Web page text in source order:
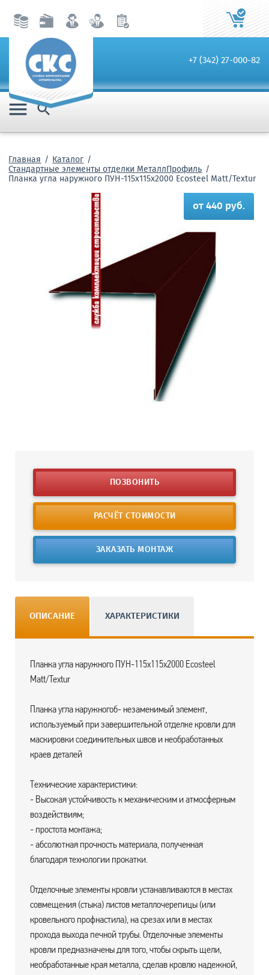
+7 (342) 27-000-82
 
Главная Каталог
Стандартные элементы отделки МеталлПрофиль
Планка угла наружного ПУН-115х115х2000 Ecosteel Matt/Textur
от 440 руб.
ПОЗВОНИТЬ
РАСЧЁТ СТОИМОСТИ
ЗАКАЗАТЬ МОНТАЖ
ОПИСАНИЕ ХАРАКТЕРИСТИКИ
Планка угла наружного ПУН-115х115х2000 Ecosteel
Matt/Textur
Планка угла наружногоб- незаменимый элемент,
используемый при завершительной отделке кровли для
маскировки соединительных швов и необработанных
краев деталей
Технические характеристики:
- Высокая устойчивость к механическим и атмосферным
воздействиям;
- простота монтажа;
- абсолютная прочность материала, полученная
благодаря технологии прокатки.
Отделочные элементы кровли устанавливаются в местах
совмещения (стыка) листов металлочерепицы (или
кровельного профнастила), на срезах или в местах
прохода выхода печной трубы. Отделочные элементы
кровли предназначены для того, чтобы скрыть щели,
необработанные края металла, сделав кровлю надежной,